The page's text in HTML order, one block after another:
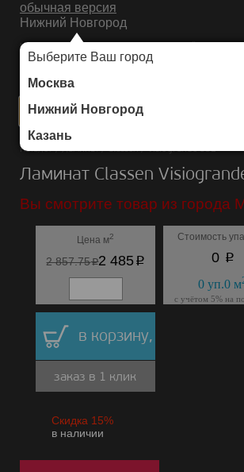
обычная версия
Нижний Новгород
Выберите Ваш город
Москва
Нижний Новгород
Казань
ИНТЕРНЕТ-МАГАЗИН НАПОЛЬНЫХ ПОКРЫТИЙ
Каталог/Ламинат/Classen/Visiogrande 832
Ламинат Classen
Вы смотрите товар из города
Цена м2
2 857.75p2 485p
Стоимость
0 p
0 уп.0 м
с учётом 5% на
в корзину,
заказ в 1 клик
Скидка 15%
в наличии